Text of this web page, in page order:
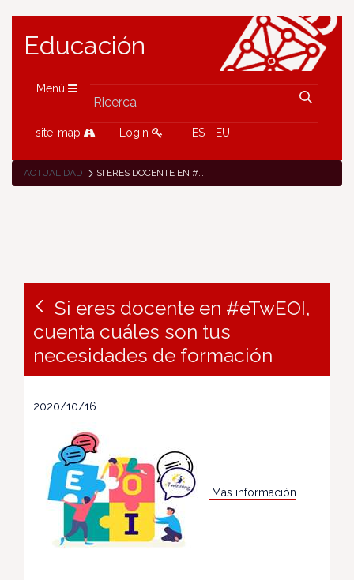
Educación
Menù
site-map Login ES EU
ACTUALIDAD SI ERES DOCENTE EN #ETWEOI, CUENTA CUÁLES SON TUS NECESIDADES DE FORMACIÓN
Si eres docente en #eTwEOI,
cuenta cuáles son tus
necesidades de formación
2020/10/16
Más información